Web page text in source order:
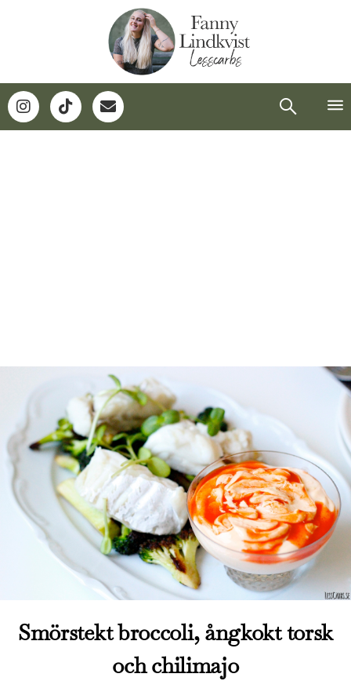
Smörstekt broccoli, ångkokt torsk
och chilimajo